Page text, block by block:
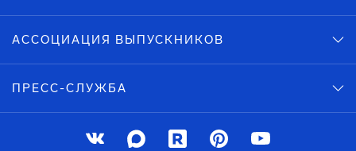
АССОЦИАЦИЯ ВЫПУСКНИКОВ
ПРЕСС-СЛУЖБА